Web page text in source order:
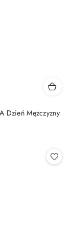
Dzień Mężczyzny